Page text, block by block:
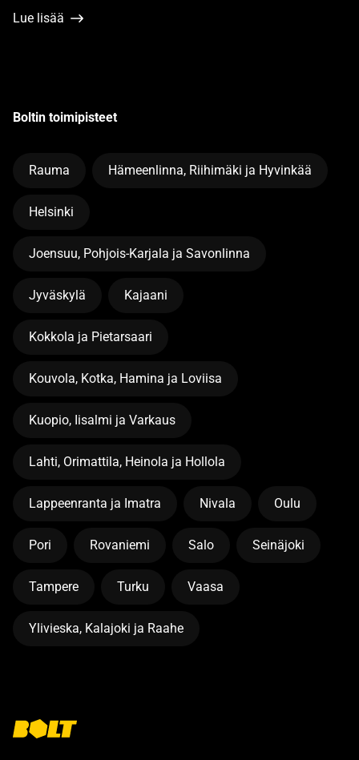
Lue lisää
Boltin toimipisteet
Rauma Hämeenlinna, Riihimäki ja Hyvinkää
Helsinki
Joensuu, Pohjois-Karjala ja Savonlinna
Jyväskylä Kajaani
Kokkola ja Pietarsaari
Kouvola, Kotka, Hamina ja Loviisa
Kuopio, Iisalmi ja Varkaus
Lahti, Orimattila, Heinola ja Hollola
Lappeenranta ja Imatra Nivala Oulu
Pori Rovaniemi Salo Seinäjoki
Tampere Turku Vaasa
Ylivieska, Kalajoki ja Raahe